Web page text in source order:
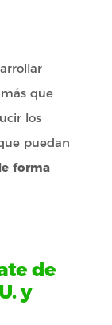
que
los
puedan
forma
de
y